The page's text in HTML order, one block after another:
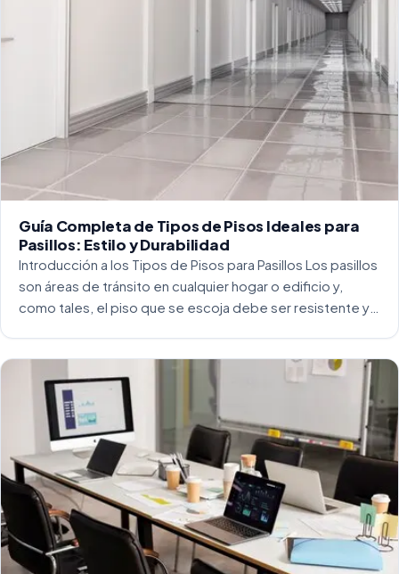
Guía Completa de Tipos de Pisos Ideales para
Pasillos: Estilo y Durabilidad
Introducción a los Tipos de Pisos para Pasillos Los pasillos
son áreas de tránsito en cualquier hogar o edificio y,
como tales, el piso que se escoja debe ser resistente y